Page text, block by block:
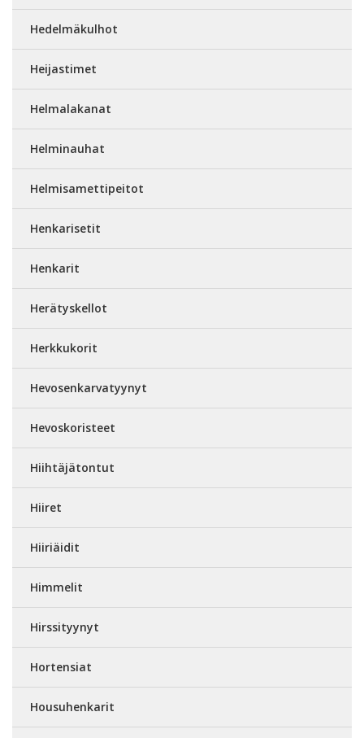
Hedelmäkulhot
Heijastimet
Helmalakanat
Helminauhat
Helmisamettipeitot
Henkarisetit
Henkarit
Herätyskellot
Herkkukorit
Hevosenkarvatyynyt
Hevoskoristeet
Hiihtäjätontut
Hiiret
Hiiriäidit
Himmelit
Hirssityynyt
Hortensiat
Housuhenkarit